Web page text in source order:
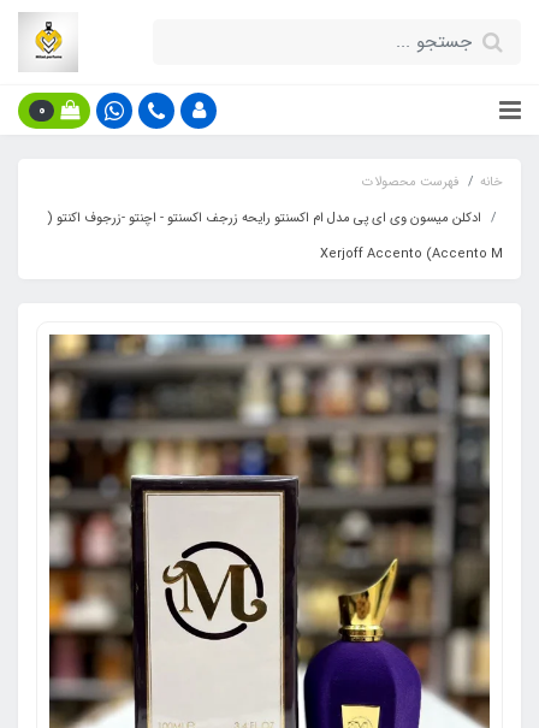
0
خانه
فهرست محصولات
ادکلن میسون وی ای پی مدل ام اکسنتو رایحه زرجف اکسنتو - اچنتو -زرجوف اکنتو (
Accento M) Xerjoff Accento